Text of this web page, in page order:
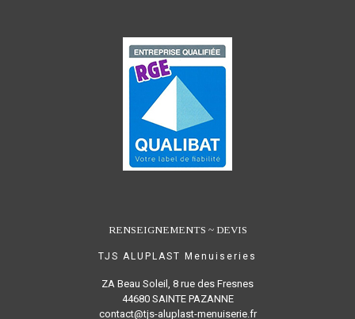
RENSEIGNEMENTS ~ DEVIS
TJS ALUPLAST Menuiseries
ZA Beau Soleil, 8 rue des Fresnes
44680 SAINTE PAZANNE
contact@tjs-aluplast-menuiserie.fr